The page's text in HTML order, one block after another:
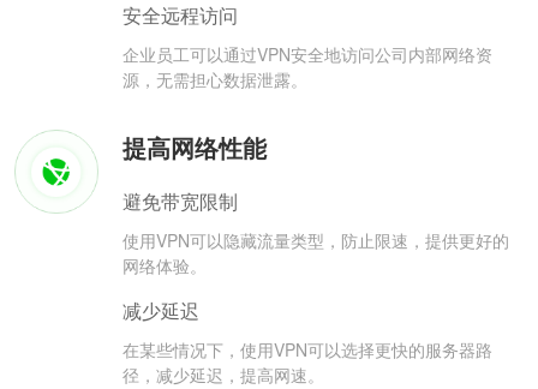
安全远程访问
企业员工可以通过VPN安全地访问公司内部网络资
源，无需担心数据泄露。
提高网络性能
避免带宽限制
使用VPN可以隐藏流量类型，防止限速，提供更好的
网络体验。
减少延迟
在某些情况下，使用VPN可以选择更快的服务器路
径，减少延迟，提高网速。